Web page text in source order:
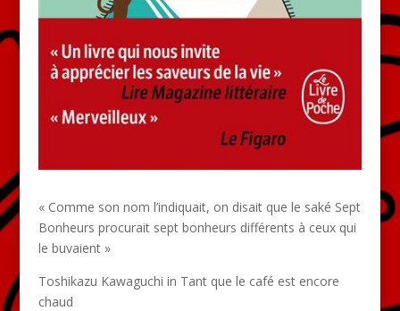
« Comme son nom l’indiquait, on disait que le saké Sept
Bonheurs procurait sept bonheurs différents à ceux qui
le buvaient »
Toshikazu Kawaguchi in Tant que le café est encore
chaud